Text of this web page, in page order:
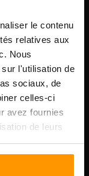
le contenu
relatives aux
Nous
l'utilisation de
sociaux, de
celles-ci
avez fournies
de leurs
linnaosa,